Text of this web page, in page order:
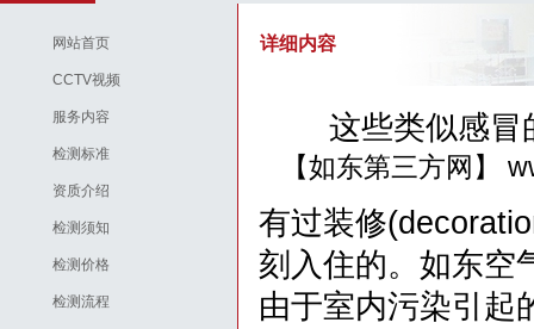
网站首页
CCTV视频
服务内容
检测标准
资质介绍
检测须知
检测价格
检测流程
详细内容
这些类似感冒
【如东第三方网】
有过装修
刻入住的。如东空
由于室内污染引起